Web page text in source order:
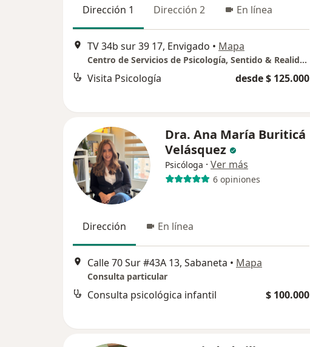
Dirección 1 Dirección 2 En línea
TV 34b sur 39 17, Envigado • Mapa
Centro de Servicios de Psicología, Sentido & Realidad
Visita Psicología desde $ 125.000
Dra. Ana María Buriticá
Velásquez
Psicóloga · Ver más
6 opiniones
Dirección En línea
Calle 70 Sur #43A 13, Sabaneta • Mapa
Consulta particular
Consulta psicológica infantil $ 100.000